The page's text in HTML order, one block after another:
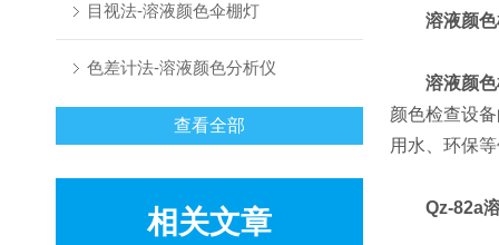
目视法-溶液颜色伞棚灯
色差计法-溶液颜色分析仪
查看全部
相关文章
溶液颜
溶液颜
颜色检查设
用水、环保
Qz-82a